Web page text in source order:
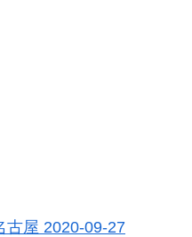
古屋 2020-09-27